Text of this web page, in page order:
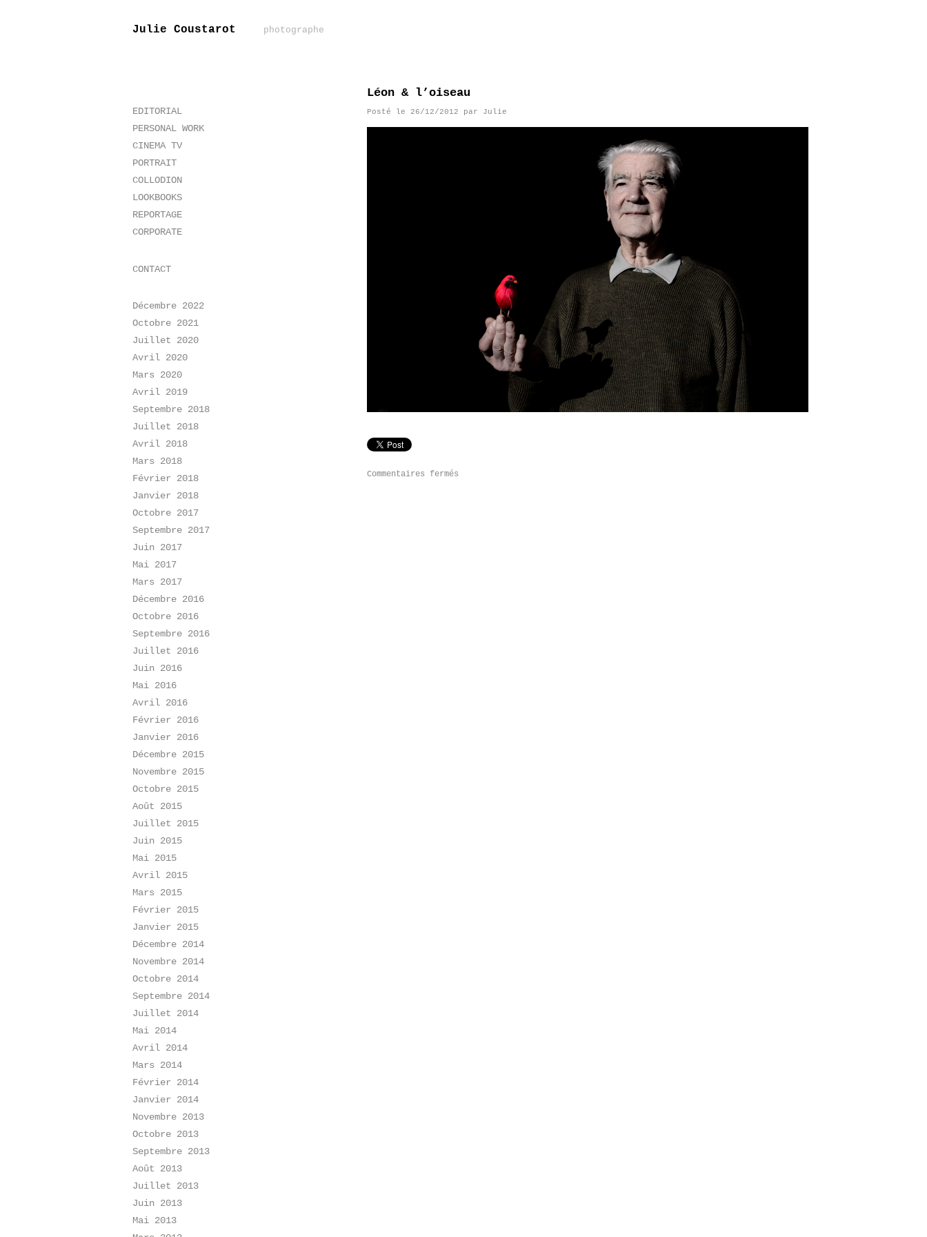
Julie Coustarot photographe
Léon & l’oiseau
Posté le 26/12/2012 par Julie
Commentaires fermés
EDITORIAL
PERSONAL WORK
CINEMA TV
PORTRAIT
COLLODION
LOOKBOOKS
REPORTAGE
CORPORATE
CONTACT
Décembre 2022
Octobre 2021
Juillet 2020
Avril 2020
Mars 2020
Avril 2019
Septembre 2018
Juillet 2018
Avril 2018
Mars 2018
Février 2018
Janvier 2018
Octobre 2017
Septembre 2017
Juin 2017
Mai 2017
Mars 2017
Décembre 2016
Octobre 2016
Septembre 2016
Juillet 2016
Juin 2016
Mai 2016
Avril 2016
Février 2016
Janvier 2016
Décembre 2015
Novembre 2015
Octobre 2015
Août 2015
Juillet 2015
Juin 2015
Mai 2015
Avril 2015
Mars 2015
Février 2015
Janvier 2015
Décembre 2014
Novembre 2014
Octobre 2014
Septembre 2014
Juillet 2014
Mai 2014
Avril 2014
Mars 2014
Février 2014
Janvier 2014
Novembre 2013
Octobre 2013
Septembre 2013
Août 2013
Juillet 2013
Juin 2013
Mai 2013